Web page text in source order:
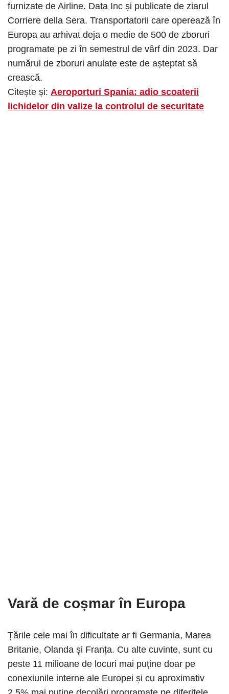
furnizate de Airline. Data Inc și publicate de ziarul
Corriere della Sera. Transportatorii care operează în
Europa au arhivat deja o medie de 500 de zboruri
programate pe zi în semestrul de vârf din 2023. Dar
numărul de zboruri anulate este de așteptat să
crească.
Citește și: Aeroporturi Spania: adio scoaterii
lichidelor din valize la controlul de securitate
Vară de coșmar în Europa
Țările cele mai în dificultate ar fi Germania, Marea
Britanie, Olanda și Franța. Cu alte cuvinte, sunt cu
peste 11 milioane de locuri mai puține doar pe
conexiunile interne ale Europei și cu aproximativ